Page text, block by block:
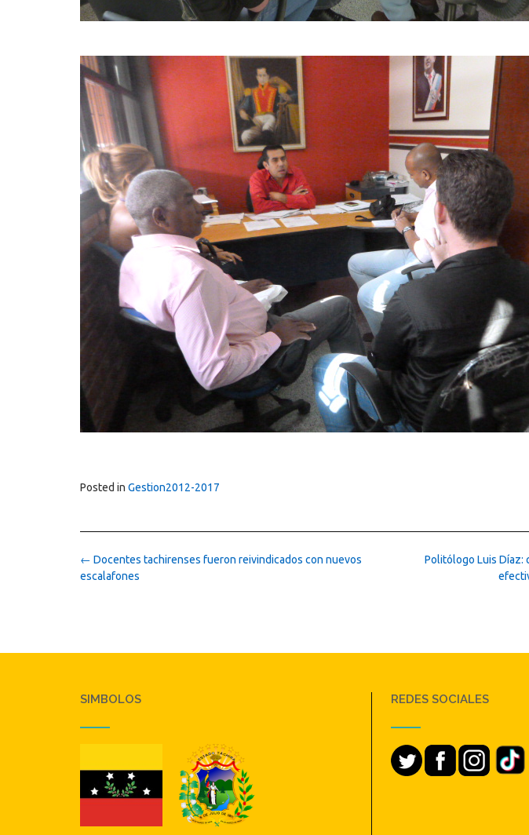
Posted in Gestion2012-2017
Post
navigation
Politólogo Luis Díaz:
← Docentes tachirenses fueron reivindicados con nuevos
escalafones
SIMBOLOS REDES SOCIALES